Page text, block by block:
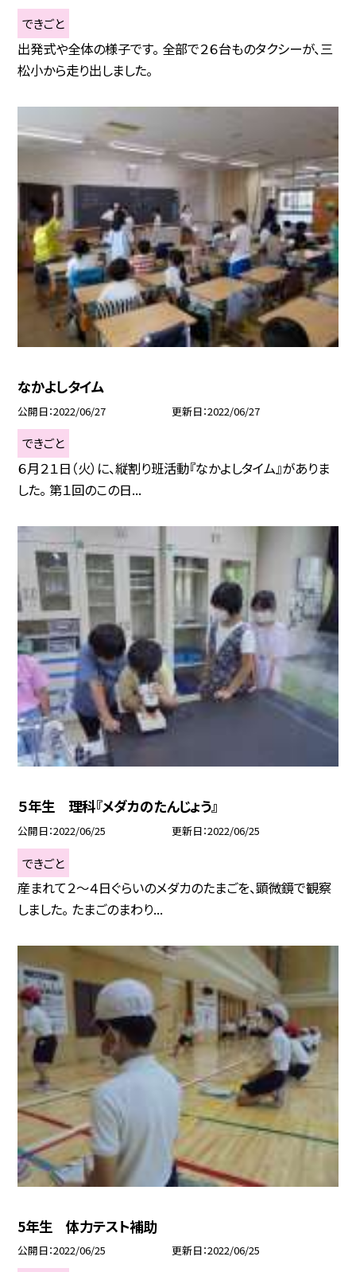
できごと
出発式や全体の様子です。 全部で２６台ものタクシーが、三
松小から走り出しました。
なかよしタイム
公開日 2022/06/27 更新日 2022/06/27
できごと
６月２１日（火）に、縦割り班活動『なかよしタイム』がありま
した。 第１回のこの日...
５年生 理科『メダカのたんじょう』
公開日 2022/06/25 更新日 2022/06/25
できごと
産まれて２〜４日ぐらいのメダカのたまごを、顕微鏡で観察
しました。 たまごのまわり...
5年生 体力テスト補助
公開日 2022/06/25 更新日 2022/06/25